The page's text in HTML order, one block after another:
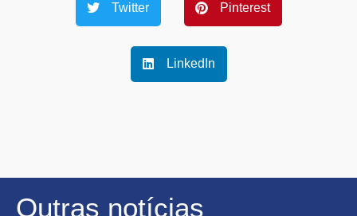
Twitter Pinterest
LinkedIn
Outras notícias